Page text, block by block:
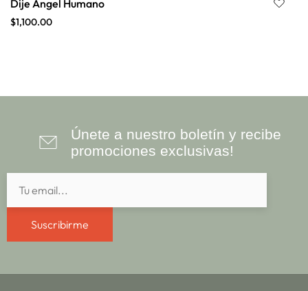
Dije Ángel Humano
$1,100.00
Únete a nuestro boletín y recibe
promociones exclusivas!
Suscribirme